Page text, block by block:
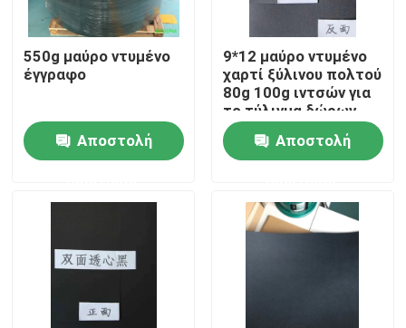
Ποιοτικός έλεγχος
Μας ελάτε σε επαφή με
Ζητήστε ένα απόσπασμα
Έγγραφο προστασίας δαπέδων
Προσωρινός ρόλος προστασίας πατωμάτων
Προστασία πατωμάτων εγγράφου της Kraft
550g μαύρο ντυμένο
έγγραφο
Αποστολή
9*12 μαύρο ντυμένο
χαρτί ξύλινου πολτού
80g 100g ιντσών για
το τύλιγμα δώρων
Αποστολή